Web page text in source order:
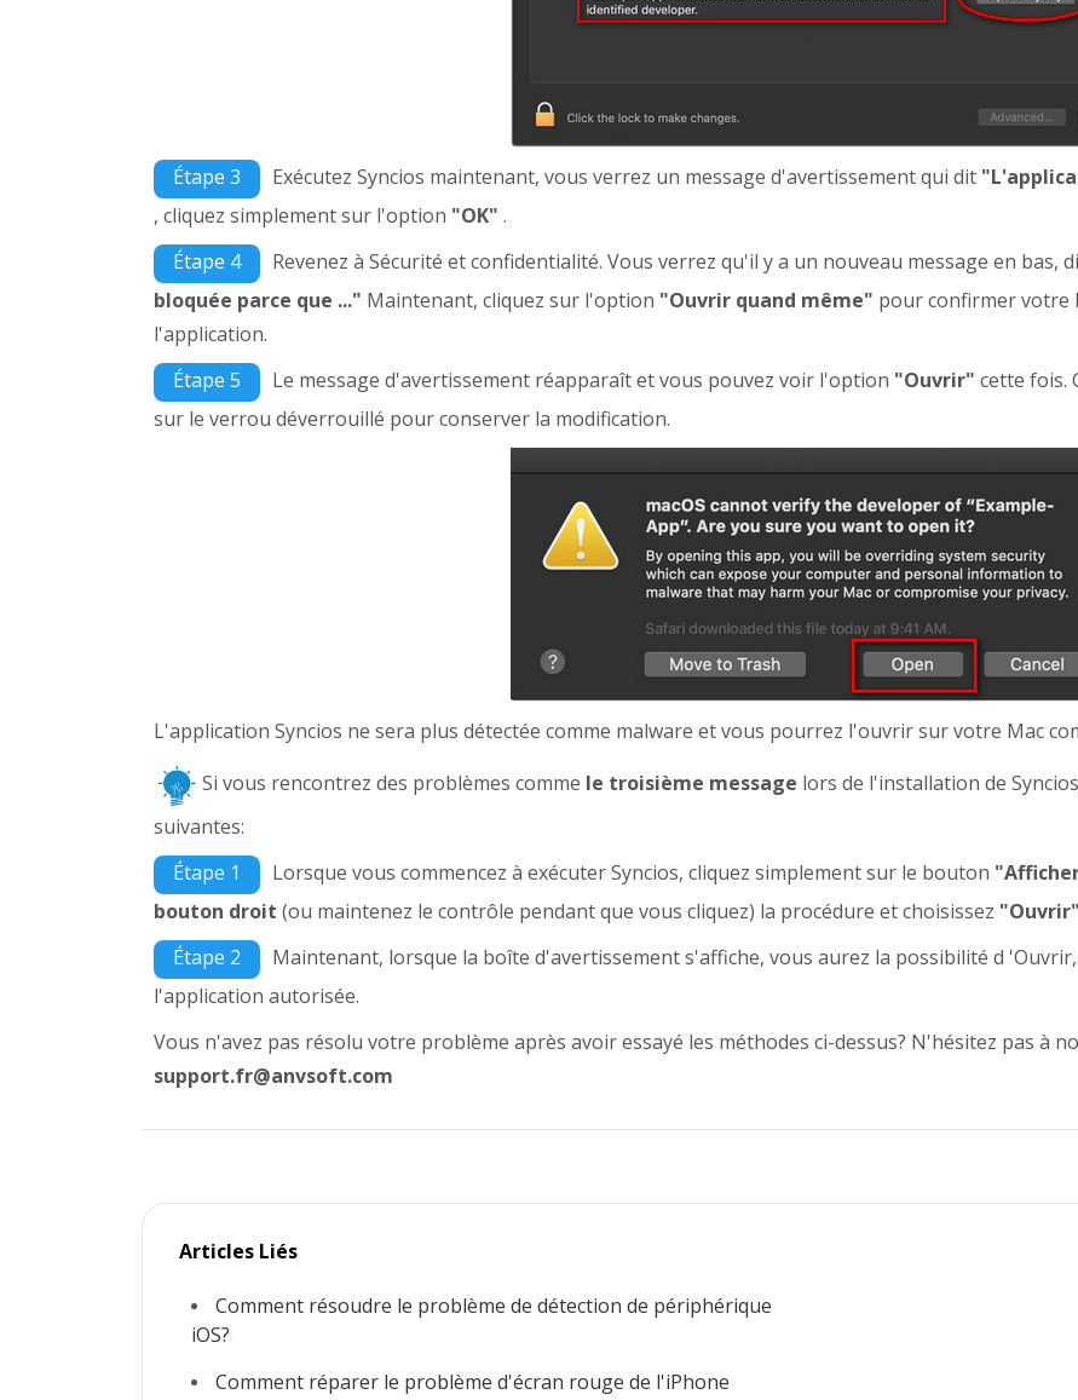
Étape 3 Exécutez Syncios maintenant, vous verrez un message d'avertissement qui dit
, cliquez simplement sur l'option "OK" .
Étape 4
Revenez à Sécurité et confidentialité. Vous verrez qu'il y a un nouveau message en bas,
bloquée parce que ..." Maintenant, cliquez sur l'option "Ouvrir quand même" pour confirmer
l'application.
Étape 5
Le message d'avertissement réapparaît et vous pouvez voir l'option "Ouvrir" cette fois.
sur le verrou déverrouillé pour conserver la modification.
L'application Syncios ne sera plus détectée comme malware et vous pourrez l'ouvrir sur votre Mac
Si vous rencontrez des problèmes comme le troisième message lors de l'installation de
suivantes:
Étape 1
Lorsque vous commencez à exécuter Syncios, cliquez simplement sur le bouton
bouton droit (ou maintenez le contrôle pendant que vous cliquez) la procédure et choisissez "Ouvrir"
Étape 2
Maintenant, lorsque la boîte d'avertissement s'affiche, vous aurez la possibilité d
l'application autorisée.
Vous n'avez pas résolu votre problème après avoir essayé les méthodes ci-dessus? N'hésitez pas à
support.fr@anvsoft.com
Articles Liés
Comment résoudre le problème de détection de périphérique
iOS?
Comment réparer le problème d'écran rouge de l'iPhone